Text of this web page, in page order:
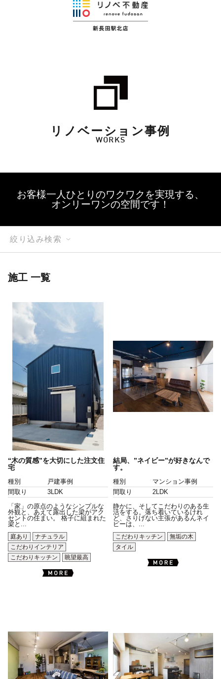
リノベーション事例
WORKS
お客様一人ひとりのワクワクを実現する、
オンリーワンの空間です！
絞り込み検索
施工 一覧
“木の質感”を大切にした注文住
宅
種別
戸建事例
間取り
3LDK
「家」の原点のようなシンプルな
外観と、あえて露出した梁がアク
セントの住まい。 格子に組まれた
梁と...
庭あり
ナチュラル
こだわりインテリア
こだわりキッチン
眺望最高
結局、”ネイビー”が好きなんで
す。
種別
マンション事例
間取り
2LDK
静かに、そしてこだわりのある生
活をする。落ち着いているけれ
ど、さりげない主張があるんネイ
ビーは、...
こだわりキッチン
無垢の木
タイル